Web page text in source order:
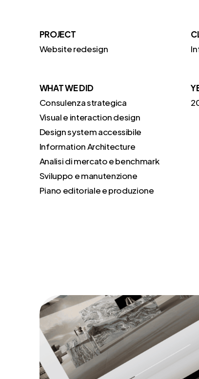
PROJECT
Website redesign
WHAT WE DID
Consulenza strategica
Visual e interaction design
Design system accessibile
Information Architecture
Analisi di mercato e benchmark
Sviluppo e manutenzione
Piano editoriale e produzione